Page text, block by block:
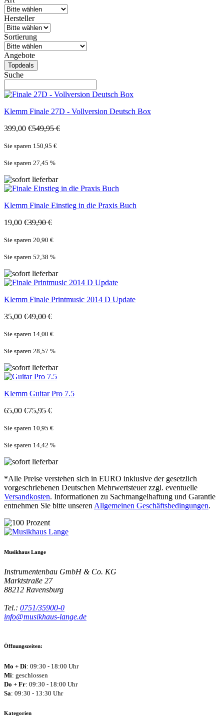
Hersteller
Sortierung
Angebote
Topdeals
Suche
Klemm Finale 27D - Vollversion Deutsch Box
399,00 €549,95 €
Sie sparen 150,95 €
Sie sparen 27,45 %
Klemm Finale Einstieg in die Praxis Buch
19,00 €39,90 €
Sie sparen 20,90 €
Sie sparen 52,38 %
Klemm Finale Printmusic 2014 D Update
35,00 €49,00 €
Sie sparen 14,00 €
Sie sparen 28,57 %
Klemm Guitar Pro 7.5
65,00 €75,95 €
Sie sparen 10,95 €
Sie sparen 14,42 %
*Alle Preise verstehen sich in EURO inklusive der gesetzlich
vorgeschriebenen Deutschen Mehrwertsteuer zzgl. eventuelle
Versandkosten. Informationen zu Sachmangelhaftung und Garantie
entnehmen Sie bitte unserenAllgemeinen Geschäftsbedingungen.
Musikhaus Lange
Instrumentenbau GmbH & Co. KG
Marktstraße 27
88212 Ravensburg
Tel.: 0751/35900-0
info@musikhaus-lange.de
Öffnungszeiten:
Mo + Di: 09:30 - 18:00 Uhr
Mi: geschlossen
Do + Fr: 09:30 - 18:00 Uhr
Sa: 09:30 - 13:30 Uhr
Kategorien